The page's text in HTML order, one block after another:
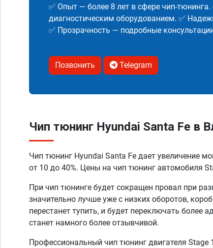
✅ Опыт — более 8 лет в сфере чип-
диагностическим оборудованием. ✅
✅ Прозрачность — подробные
Позвонить Telegram
Чип тюнинг Hyundai Santa Fe в
Чип тюнинг Hyundai Santa Fe дает увеличение
от 10 до 40%. Цены на чип тюнинг автомобиля
При чип тюнинге будет сокращен провал при
значительно лучше уже с низких оборотов,
перестанет тупить, и будет переключать более
станет намного более отзывчивой.
Профессиональный чип тюнинг двигателя Stage